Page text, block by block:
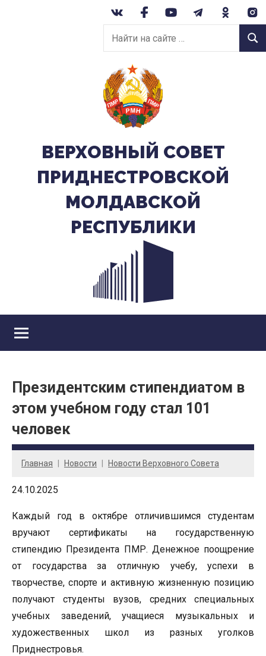
Найти
на
сайте:
ВЕРХОВНЫЙ CОВЕТ
ПРИДНЕСТРОВСКОЙ
МОЛДАВСКОЙ
РЕСПУБЛИКИ
Президентским стипендиатом в
этом учебном году стал 101
человек
Главная Новости Новости Верховного Совета
24.10.2025
Каждый год в октябре отличившимся студентам
вручают сертификаты на государственную
стипендию Президента ПМР. Денежное поощрение
от государства за отличную учебу, успехи в
творчестве, спорте и активную жизненную позицию
получают студенты вузов, средних специальных
учебных заведений, учащиеся музыкальных и
художественных школ из разных уголков
Приднестровья.